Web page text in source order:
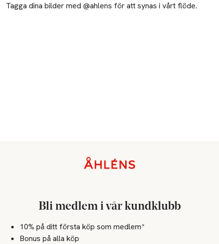
Tagga dina bilder med @ahlens för att synas i vårt flöde.
Bli medlem i vår kundklubb
10% på ditt första köp som medlem*
Bonus på alla köp